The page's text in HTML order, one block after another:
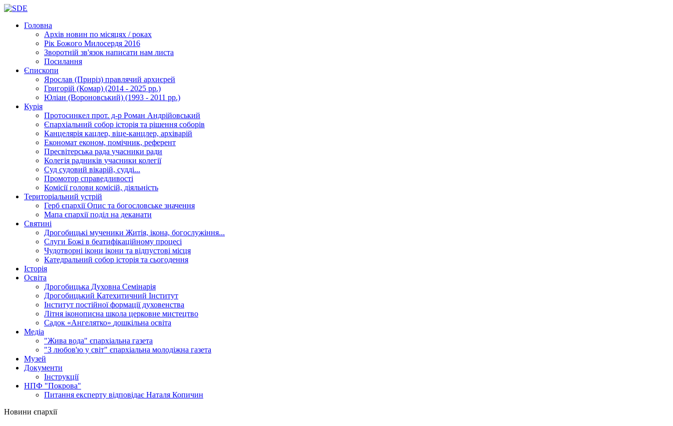
Головна
Архів новин по місяцях / роках
Рік Божого Милосердя 2016
Зворотній зв'язок написати нам листа
Посилання
Єпископи
Ярослав (Приріз) правлячий архиєрей
Григорій (Комар) (2014 - 2025 рр.)
Юліан (Вороновський) (1993 - 2011 рр.)
Курія
Протосинкел прот. д-р Роман Андрійовський
Єпархіальний собор історія та рішення соборів
Канцелярія кацлер, віце-канцлер, архіварій
Економат економ, помічник, референт
Пресвітерська рада учасники ради
Колегія радників учасники колегії
Суд судовий вікарій, судді...
Промотор справедливості
Комісіїголови комісій, діяльність
Територіальний устрій
Герб єпархіїОпис та богословське значення
Мапа єпархіїподіл на деканати
Святині
Дрогобицькі мученики Житія, ікона, богослужіння...
Слуги Божі в беатифікаційному процесі
Чудотворні ікони ікони та відпустові місця
Катедральний собор історія та сьогодення
Історія
Освіта
Дрогобицька Духовна Семінарія
Дрогобицький Катехитичний Інститут
Інститут постійної формації духовенства
Літня іконописна школа церковне мистецтво
Садок «Ангелятко» дошкільна освіта
Медіа
"Жива вода" єпархіальна газета
"З любов'ю у світ" єпархіальна молодіжна газета
Музей
Документи
Інструкції
НПФ "Покрова"
Питання експерту відповідає Наталя Копичин
Новини єпархії